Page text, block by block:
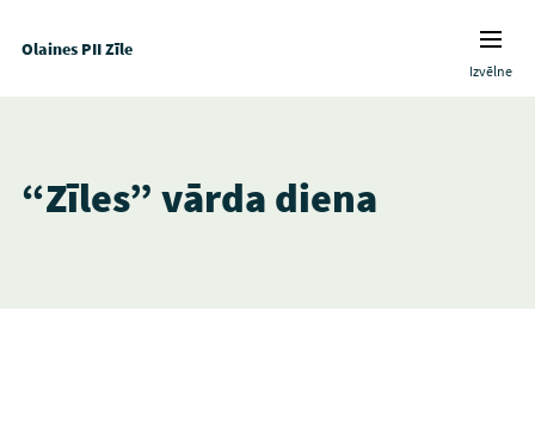
Olaines PII Zīle
Izvēlne
“Zīles” vārda diena